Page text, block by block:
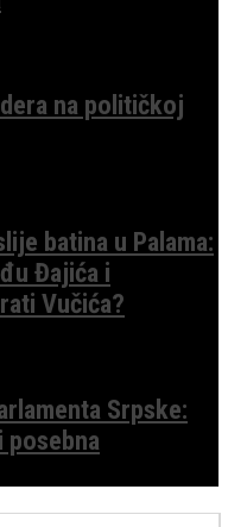
na političkoj
batina u Palama:
Đajića i
Vučića?
Srpske: